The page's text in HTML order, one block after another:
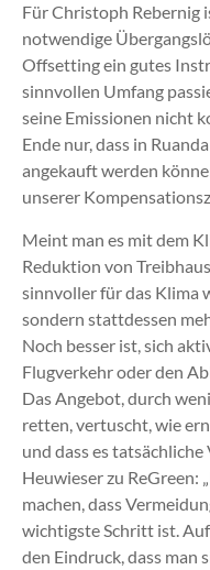
Für Christoph Rebernig
notwendige
Offsetting ein gutes
sinnvollen Umfang
seine Emissionen nicht
Ende nur, dass in
angekauft werden
unserer
Meint man es mit dem
Reduktion von
sinnvoller für das Klima
sondern stattdessen
Noch besser ist, sich
Flugverkehr oder den
Das Angebot, durch
retten, vertuscht, wie
und dass es
Heuwieser zu ReGreen:
machen, dass
wichtigste Schritt ist.
den Eindruck, dass man